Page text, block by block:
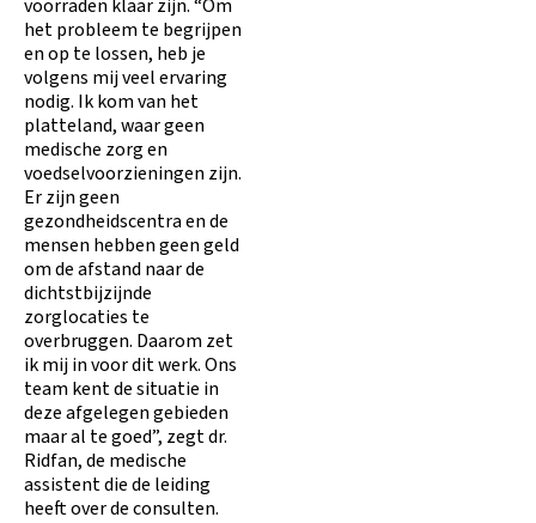
voorraden klaar zijn. “Om
het probleem te begrijpen
en op te lossen, heb je
volgens mij veel ervaring
nodig. Ik kom van het
platteland, waar geen
medische zorg en
voedselvoorzieningen zijn.
Er zijn geen
gezondheidscentra en de
mensen hebben geen geld
om de afstand naar de
dichtstbijzijnde
zorglocaties te
overbruggen. Daarom zet
ik mij in voor dit werk. Ons
team kent de situatie in
deze afgelegen gebieden
maar al te goed”, zegt dr.
Ridfan, de medische
assistent die de leiding
heeft over de consulten.